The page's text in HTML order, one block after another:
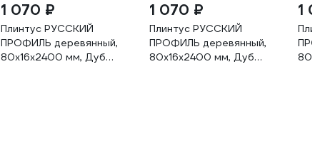
1 070 ₽
Плинтус РУССКИЙ
ПРОФИЛЬ деревянный,
80х16х2400 мм, Дуб
1 070 ₽
Плинтус РУССКИЙ
ПРОФИЛЬ деревянный,
80х16х2400 мм, Дуб
1